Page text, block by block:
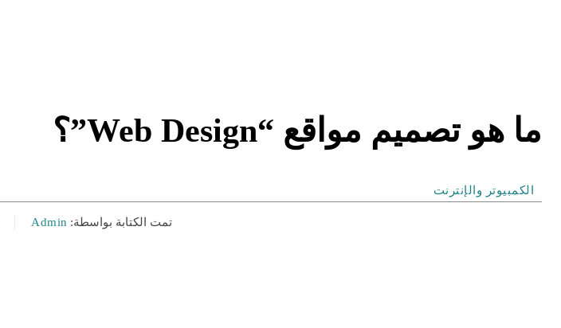
ما هو تصميم مواقع “Web Design”؟
الكمبيوتر والإنترنت
تمت الكتابة بواسطة: Admin